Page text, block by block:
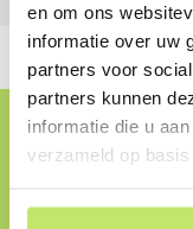
en om ons
informatie over uw
partners voor
partners kunnen
informatie die u
verzameld op
Schrijf je in op